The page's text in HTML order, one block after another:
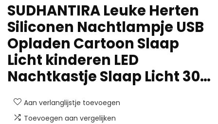
SUDHANTIRA Leuke Herten
Siliconen Nachtlampje USB
Opladen Cartoon Slaap
Licht kinderen LED
Nachtkastje Slaap Licht 30…
Aan verlanglijstje toevoegen
Toevoegen aan vergelijken